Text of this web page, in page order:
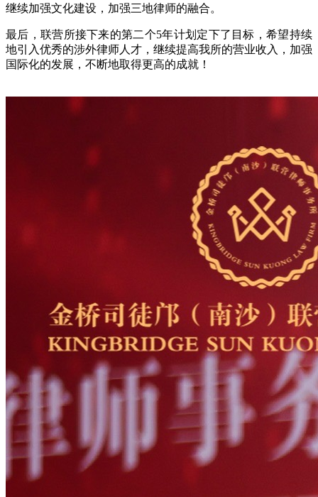
继续加强文化建设，加强三地律师的融合。
最后，联营所接下来的第二个5年计划定下了目标，希望持续
地引入优秀的涉外律师人才，继续提高我所的营业收入，加强
国际化的发展，不断地取得更高的成就！